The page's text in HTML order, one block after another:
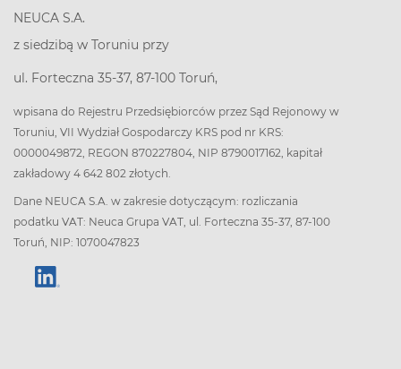
NEUCA S.A.
z siedzibą w Toruniu przy
ul. Forteczna 35-37, 87-100 Toruń,
wpisana do Rejestru Przedsiębiorców przez Sąd Rejonowy w
Toruniu, VII Wydział Gospodarczy KRS pod nr KRS:
0000049872, REGON 870227804, NIP 8790017162, kapitał
zakładowy 4 642 802 złotych.
Dane NEUCA S.A. w zakresie dotyczącym: rozliczania
podatku VAT: Neuca Grupa VAT, ul. Forteczna 35-37, 87-100
Toruń, NIP: 1070047823